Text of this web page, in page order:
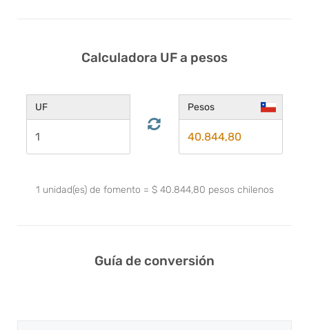
Calculadora UF a pesos
UF Pesos
1 unidad(es) de fomento = $ 40.844,80 pesos chilenos
Guía de conversión